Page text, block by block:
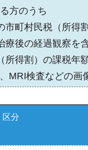
方のうち
市町村民税（所得
療後の経過観察を
所得割）の課税年
MRI検査などの画
区分